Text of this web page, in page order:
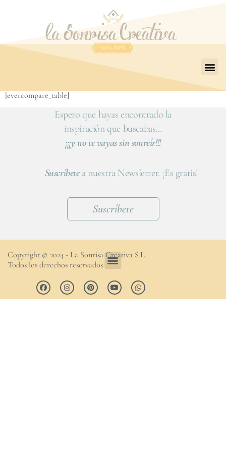
[evercompare_table]
Espero que hayas encontrado la
inspiración que buscabas…
¡¡¡y no te vayas sin sonreír!!!
Suscríbetea nuestra Newsletter. ¡Es gratis!
Suscríbete
Copyright © 2024 - La Sonrisa Creativa S.L.
Todos los derechos reservados